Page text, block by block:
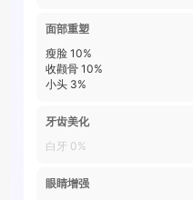
面部重塑
瘦脸 10%
收颧骨 10%
小头 3%
牙齿美化
白牙 0%
眼睛增强